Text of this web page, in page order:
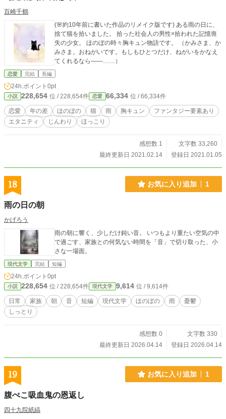
百崎千鶴
(🌸約10年前に書いた作品のリメイク版です) ある雨の日に、
捨て猫を拾いました。 拾った社会人の男性×拾われた記憶喪
失の少女。 ほのぼの時々胸キュン物語です。 （かみさま、か
みさま。おねがいです。もしもひとつだけ、ねがいをかなえ
てくれるなら――……）
恋愛 完結 長編
24h.ポイント 0pt
小説 228,654 位 / 228,654件 恋愛 66,334 位 / 66,334件
恋愛 年の差 ほのぼの 猫 雨 胸キュン
ファンタジー要素あり
エタニティ
じんわり ほっこり
感想数 1
文字数 33,260
最終更新日 2021.02.14
登録日 2021.01.05
18 お気に入り追加 1
雨の日の朝
かげろう
雨の朝に響く、少しだけ鈍い音。 いつもより重たい空気の中
で過ごす、家族との何気ない時間を「音」で切り取った、小
さな一場面。
現代文学 完結 短編
24h.ポイント 0pt
小説 228,654 位 / 228,654件 現代文学 9,614 位 / 9,614件
日常 家族 朝 音 短編 現代文学 ほのぼの 雨
憂鬱
しっとり
感想数 0
文字数 330
最終更新日 2026.04.14
登録日 2026.04.14
19 お気に入り追加 1
腹ぺこ吸血鬼の恩返し
四十九院紙縞